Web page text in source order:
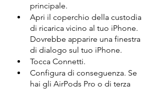
principale.
Apri il coperchio della custodia
di ricarica vicino al tuo iPhone.
Dovrebbe apparire una finestra
di dialogo sul tuo iPhone.
Tocca Connetti.
Configura di conseguenza. Se
hai gli AirPods Pro o di terza